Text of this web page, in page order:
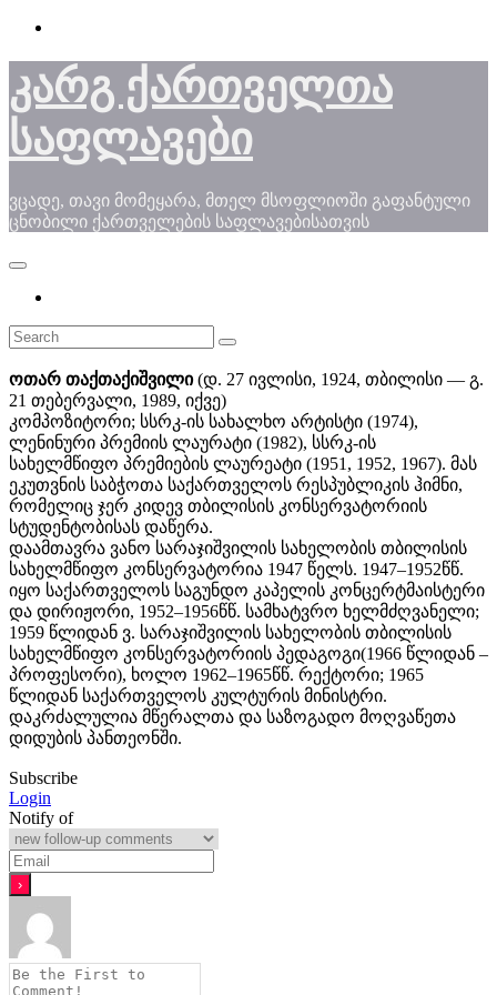
Skip
content
კარგ ქართველთა
საფლავები
ვცადე, თავი მომეყარა, მთელ მსოფლიოში გაფანტული
ცნობილი ქართველების საფლავებისათვის
ოთარ თაქთაქიშვილი(დ. 27 ივლისი, 1924, თბილისი — გ.
21 თებერვალი, 1989, იქვე)
კომპოზიტორი; სსრკ-ის სახალხო არტისტი (1974),
ლენინური პრემიის ლაურატი (1982), სსრკ-ის
სახელმწიფო პრემიების ლაურეატი (1951, 1952, 1967). მას
ეკუთვნის საბჭოთა საქართველოს რესპუბლიკის ჰიმნი,
რომელიც ჯერ კიდევ თბილისის კონსერვატორიის
სტუდენტობისას დაწერა.
დაამთავრა ვანო სარაჯიშვილის სახელობის თბილისის
სახელმწიფო კონსერვატორია 1947 წელს. 1947–1952წწ.
იყო საქართველოს საგუნდო კაპელის კონცერტმაისტერი
და დირიჟორი, 1952–1956წწ. სამხატვრო ხელმძღვანელი;
1959 წლიდან ვ. სარაჯიშვილის სახელობის თბილისის
სახელმწიფო კონსერვატორიის პედაგოგი(1966 წლიდან –
პროფესორი), ხოლო 1962–1965წწ. რექტორი; 1965
წლიდან საქართველოს კულტურის მინისტრი.
დაკრძალულია მწერალთა და საზოგადო მოღვაწეთა
დიდუბის პანთეონში.
Subscribe
Login
Notify of